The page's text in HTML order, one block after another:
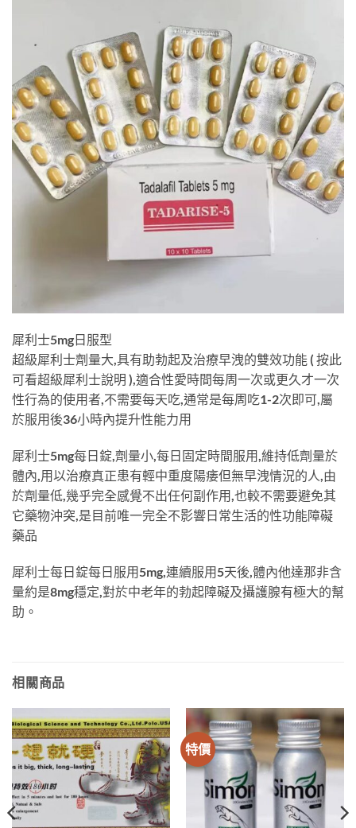
犀利士5mg日服型
超級犀利士劑量大,具有助勃起及治療早洩的雙效功能 ( 按此
可看超級犀利士說明 ),適合性愛時間每周一次或更久才一次
性行為的使用者,不需要每天吃,通常是每周吃1-2次即可,屬
於服用後36小時內提升性能力用
犀利士5mg每日錠,劑量小,每日固定時間服用,維持低劑量於
體內,用以治療真正患有輕中重度陽痿但無早洩情況的人,由
於劑量低,幾乎完全感覺不出任何副作用,也較不需要避免其
它藥物沖突,是目前唯一完全不影響日常生活的性功能障礙
藥品
犀利士每日錠每日服用5mg,連續服用5天後,體內他達那非含
量約是8mg穩定,對於中老年的勃起障礙及攝護腺有極大的幫
助。
相關商品
特價